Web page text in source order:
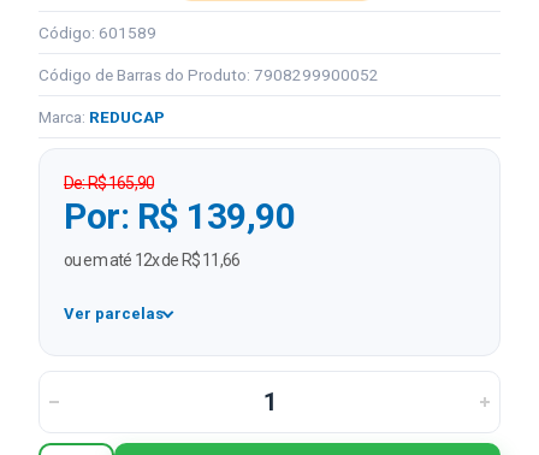
Código: 601589
Código de Barras do Produto: 7908299900052
Marca: REDUCAP
De: R$ 165,90
Por: R$ 139,90
ou em até 12x de R$ 11,66
Ver parcelas
1x R$ 139,90
3x R$ 46,63 sem juros